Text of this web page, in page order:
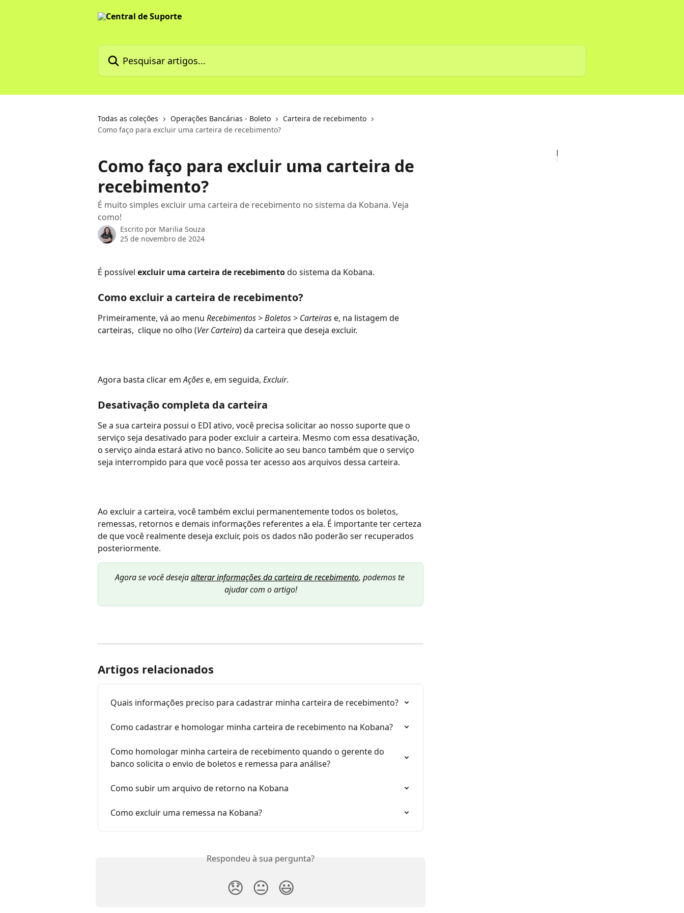
Pesquisar artigos...
Todas as coleções Operações Bancárias - Boleto
Carteira de recebimento
Como faço para excluir uma carteira de recebimento?
Como faço para excluir uma carteira de
recebimento?
É muito simples excluir uma carteira de recebimento no sistema da Kobana. Veja
como!
Escrito por Marilia Souza
25 de novembro de 2024
É possível excluir uma carteira de recebimento do sistema da Kobana.
Como excluir a carteira de recebimento?
Primeiramente, vá ao menu Recebimentos > Boletos > Carteiras e, na listagem de
carteiras,  clique no olho (Ver Carteira) da carteira que deseja excluir.
Agora basta clicar em Ações e, em seguida, Excluir.
Desativação completa da carteira
Se a sua carteira possui o EDI ativo, você precisa solicitar ao nosso suporte que o
serviço seja desativado para poder excluir a carteira. Mesmo com essa desativação,
o serviço ainda estará ativo no banco. Solicite ao seu banco também que o serviço
seja interrompido para que você possa ter acesso aos arquivos dessa carteira.
Ao excluir a carteira, você também exclui permanentemente todos os boletos,
remessas, retornos e demais informações referentes a ela. É importante ter certeza
de que você realmente deseja excluir, pois os dados não poderão ser recuperados
posteriormente.
Agora se você deseja alterar informações da carteira de recebimento, podemos te
ajudar com o artigo!
Artigos relacionados
Quais informações preciso para cadastrar minha carteira de recebimento?
Como cadastrar e homologar minha carteira de recebimento na Kobana?
Como homologar minha carteira de recebimento quando o gerente do
banco solicita o envio de boletos e remessa para análise?
Como subir um arquivo de retorno na Kobana
Como excluir uma remessa na Kobana?
Respondeu à sua pergunta?
😞 😐 😃